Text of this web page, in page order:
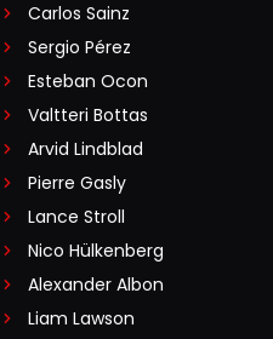
Carlos Sainz
Sergio Pérez
Esteban Ocon
Valtteri Bottas
Arvid Lindblad
Pierre Gasly
Lance Stroll
Nico Hülkenberg
Alexander Albon
Liam Lawson